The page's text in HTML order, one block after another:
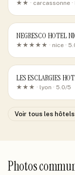
★★ · carcassonne
NEGRESCO HOTEL
★★★★★ · nice ·
LES ESCLARGIES
★★★ · lyon · 5.0/5
Voir tous les hôtels
Photos